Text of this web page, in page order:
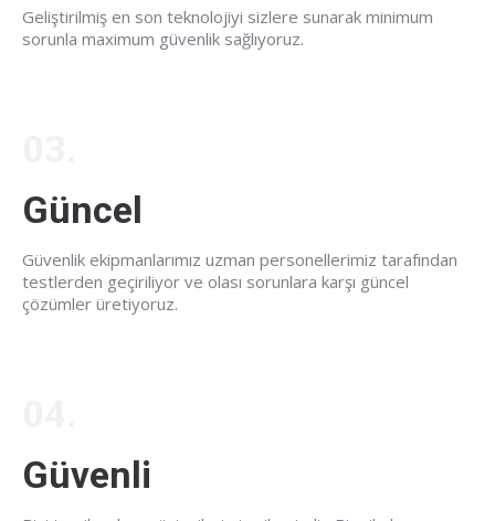
Geliştirilmiş en son teknolojiyi sizlere sunarak minimum
sorunla maximum güvenlik sağlıyoruz.
Güncel
Güvenlik ekipmanlarımız uzman personellerimiz tarafından
testlerden geçiriliyor ve olası sorunlara karşı güncel
çözümler üretiyoruz.
Güvenli